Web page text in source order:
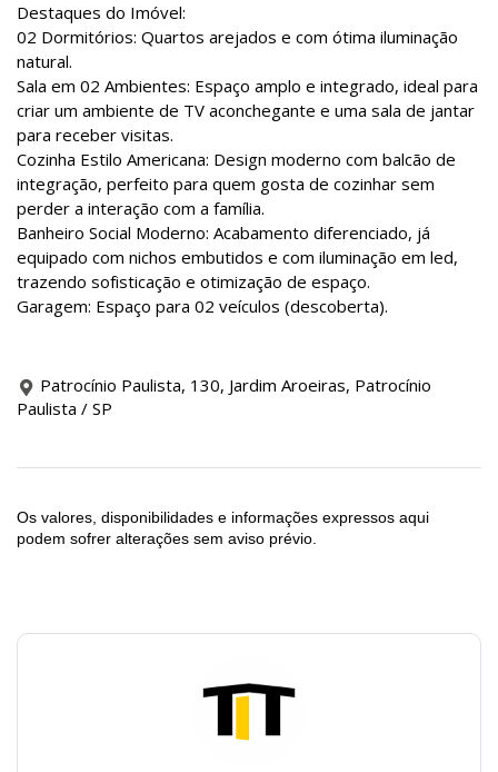
Destaques do Imóvel:
02 Dormitórios: Quartos arejados e com ótima iluminação
natural.
Sala em 02 Ambientes: Espaço amplo e integrado, ideal para
criar um ambiente de TV aconchegante e uma sala de jantar
para receber visitas.
Cozinha Estilo Americana: Design moderno com balcão de
integração, perfeito para quem gosta de cozinhar sem
perder a interação com a família.
Banheiro Social Moderno: Acabamento diferenciado, já
equipado com nichos embutidos e com iluminação em led,
trazendo sofisticação e otimização de espaço.
Garagem: Espaço para 02 veículos (descoberta).
Patrocínio Paulista, 130, Jardim Aroeiras, Patrocínio
Paulista / SP
Os valores, disponibilidades e informações expressos aqui
podem sofrer alterações sem aviso prévio.